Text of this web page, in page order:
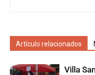
Artículo relacionados
Villa